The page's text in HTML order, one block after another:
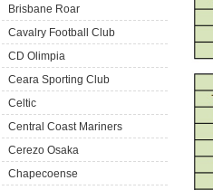
Brisbane Roar
Cavalry Football Club
CD Olimpia
Ceara Sporting Club
Celtic
Central Coast Mariners
Cerezo Osaka
Chapecoense